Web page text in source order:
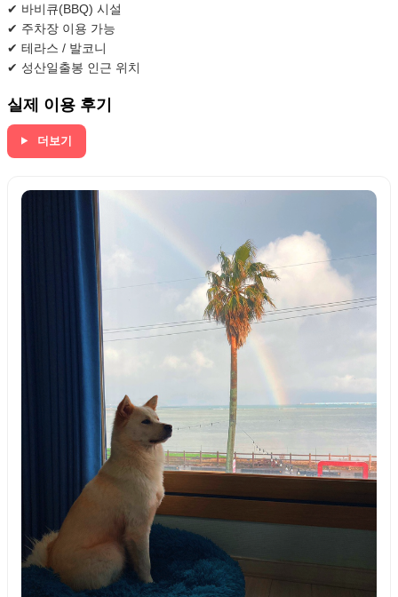
✔ 바비큐(BBQ) 시설
✔ 주차장 이용 가능
✔ 테라스 / 발코니
✔ 성산일출봉 인근 위치
실제 이용 후기
더보기